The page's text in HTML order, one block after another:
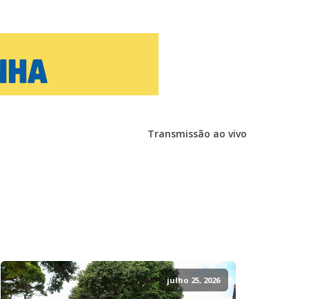
Transmissão ao vivo
julho 25, 2026